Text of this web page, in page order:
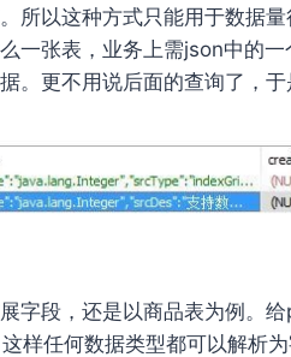
所以这种方式只能用于数据
一张表，业务上需json中的
。更不用说后面的查询了，于
字段，还是以商品表为例。
样任何数据类型都可以解析